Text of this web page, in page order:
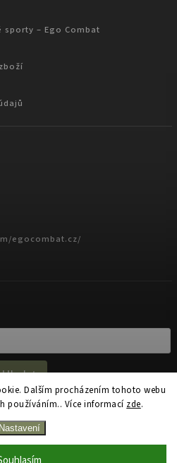
Dalším procházením tohoto webu
používáním.. Více informací zde.
Nastavení
– Ego Combat
egocombat.cz/
Hledat
. Všechna práva vyhrazena.
cookies